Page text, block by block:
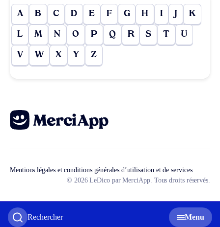
Rechercher Menu
A B C D E F G H I J K
L M N O P Q R S T U
V W X Y Z
Mentions légales et conditions générales d’utilisation et de services
© 2026 LeDico par MerciApp. Tous droits réservés.